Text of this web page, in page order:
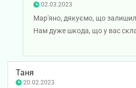
02.03.2023
Мар'яно, дякуємо, що
Нам дуже шкода, що у вас
Ми передали ваші слова
врегулювання питання.
Таня
20.02.2023